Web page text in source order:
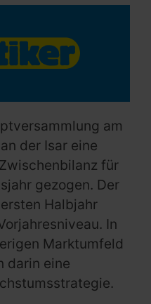
am
der Isar eine
für
gezogen. Der
Halbjahr
In
Marktumfeld
darin eine